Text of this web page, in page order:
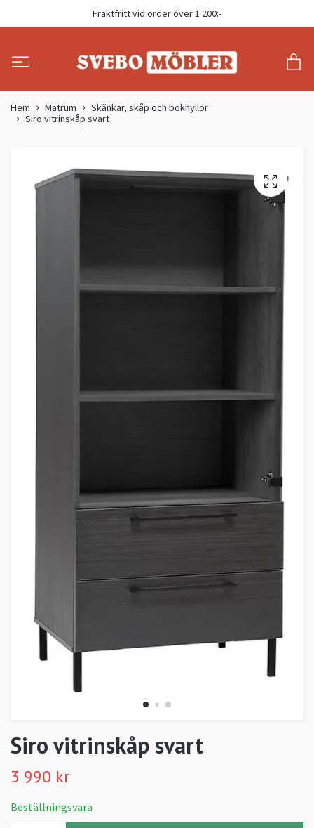
Fraktfritt vid order över 1 200:-
Hem Matrum
Skänkar, skåp och bokhyllor
Siro vitrinskåp svart
Siro vitrinskåp svart
3 990 kr
Beställningsvara